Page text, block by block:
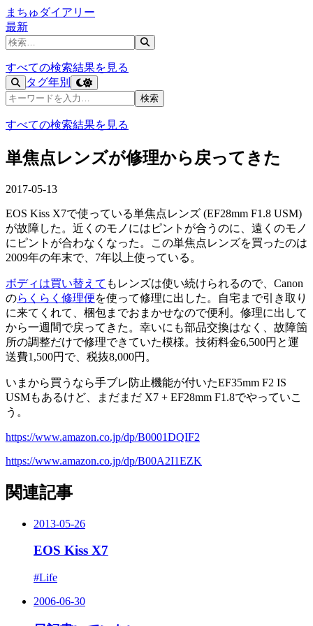
まちゅダイアリー
最新
記事を検索
すべての検索結果を見る
タグ年別
記事を検索
検索
すべての検索結果を見る
単焦点レンズが修理から戻ってきた
2017-05-13
EOS Kiss X7で使っている単焦点レンズ (EF28mm F1.8 USM)
が故障した。近くのモノにはピントが合うのに、遠くのモノ
にピントが合わなくなった。この単焦点レンズを買ったのは
2009年の年末で、7年以上使っている。
ボディは買い替えて もレンズは使い続けられるので、Canon
のらくらく修理便を使って修理に出した。自宅まで引き取り
に来てくれて、梱包までおまかせなので便利。修理に出して
から一週間で戻ってきた。幸いにも部品交換はなく、故障箇
所の調整だけで修理できていた模様。技術料金6,500円と運
送費1,500円で、税抜8,000円。
いまから買うなら手ブレ防止機能が付いたEF35mm F2 IS
USMもあるけど、まだまだ X7 + EF28mm F1.8でやっていこ
う。
https://www.amazon.co.jp/dp/B0001DQIF2
https://www.amazon.co.jp/dp/B00A2I1EZK
関連記事
2013-05-26
EOS Kiss X7
#Life
2006-06-30